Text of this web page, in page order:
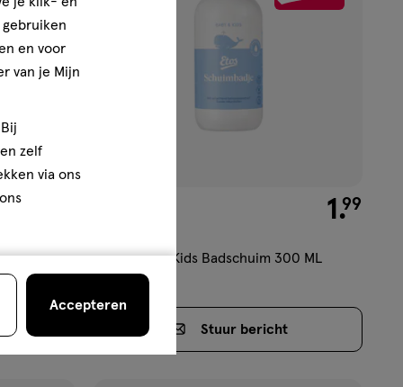
nog maar 14 producten op voorraad.
€ 0.99
250 ML
€ 1.99
1 .99
Etos Baby & Kids Badschuim 300 ML
Stuur bericht
en voor
van je Mijn
zelf
via ons
Accepteren